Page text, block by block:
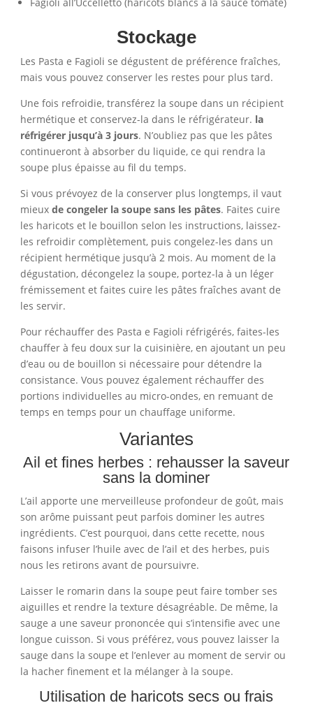
Fagioli all’Uccelletto (haricots blancs à la sauce tomate)
Stockage
Les Pasta e Fagioli se dégustent de préférence fraîches,
mais vous pouvez conserver les restes pour plus tard.
Une fois refroidie, transférez la soupe dans un récipient
hermétique et conservez-la dans le réfrigérateur. la
réfrigérer jusqu’à 3 jours. N’oubliez pas que les pâtes
continueront à absorber du liquide, ce qui rendra la
soupe plus épaisse au fil du temps.
Si vous prévoyez de la conserver plus longtemps, il vaut
mieux de congeler la soupe sans les pâtes. Faites cuire
les haricots et le bouillon selon les instructions, laissez-
les refroidir complètement, puis congelez-les dans un
récipient hermétique jusqu’à 2 mois. Au moment de la
dégustation, décongelez la soupe, portez-la à un léger
frémissement et faites cuire les pâtes fraîches avant de
les servir.
Pour réchauffer des Pasta e Fagioli réfrigérés, faites-les
chauffer à feu doux sur la cuisinière, en ajoutant un peu
d’eau ou de bouillon si nécessaire pour détendre la
consistance. Vous pouvez également réchauffer des
portions individuelles au micro-ondes, en remuant de
temps en temps pour un chauffage uniforme.
Variantes
Ail et fines herbes : rehausser la saveur
sans la dominer
L’ail apporte une merveilleuse profondeur de goût, mais
son arôme puissant peut parfois dominer les autres
ingrédients. C’est pourquoi, dans cette recette, nous
faisons infuser l’huile avec de l’ail et des herbes, puis
nous les retirons avant de poursuivre.
Laisser le romarin dans la soupe peut faire tomber ses
aiguilles et rendre la texture désagréable. De même, la
sauge a une saveur prononcée qui s’intensifie avec une
longue cuisson. Si vous préférez, vous pouvez laisser la
sauge dans la soupe et l’enlever au moment de servir ou
la hacher finement et la mélanger à la soupe.
Utilisation de haricots secs ou frais